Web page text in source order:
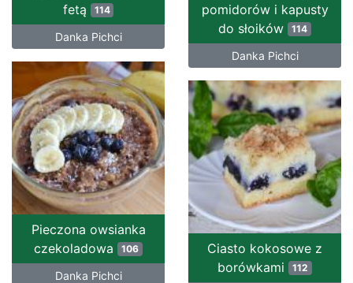
fetą
114
Danka Pichci
pomidorów i kapusty
do słoików 114
Danka Pichci
Pieczona owsianka
czekoladowa 106
Danka Pichci
Ciasto kokosowe z
borówkami 112